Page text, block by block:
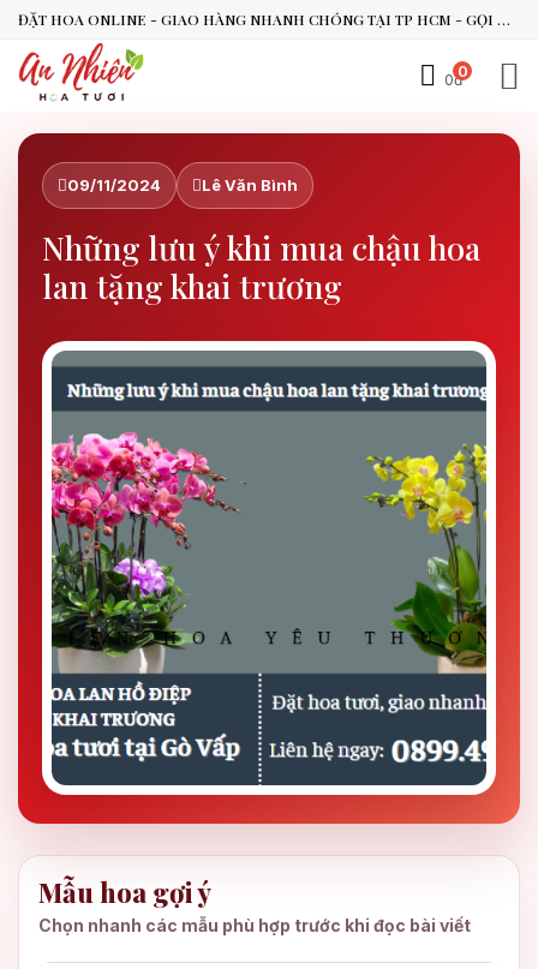
ĐẶT HOA ONLINE - GIAO HÀNG NHANH CHÓNG TẠI TP HCM - GỌI NGAY 0938.494.119 HOẶC 0899.492.909
0
0đ
09/11/2024 Lê Văn Bình
Những lưu ý khi mua chậu hoa
lan tặng khai trương
Mẫu hoa gợi ý
Chọn nhanh các mẫu phù hợp trước khi đọc bài viết
An Nhiên Flowers
Tư vấn nhanh trong vài phút
Chào bạn, mình có thể hỗ trợ chọn hoa theo dịp nào?
Vừa xong